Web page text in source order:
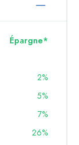
Épargne*
2%
5%
7%
26%